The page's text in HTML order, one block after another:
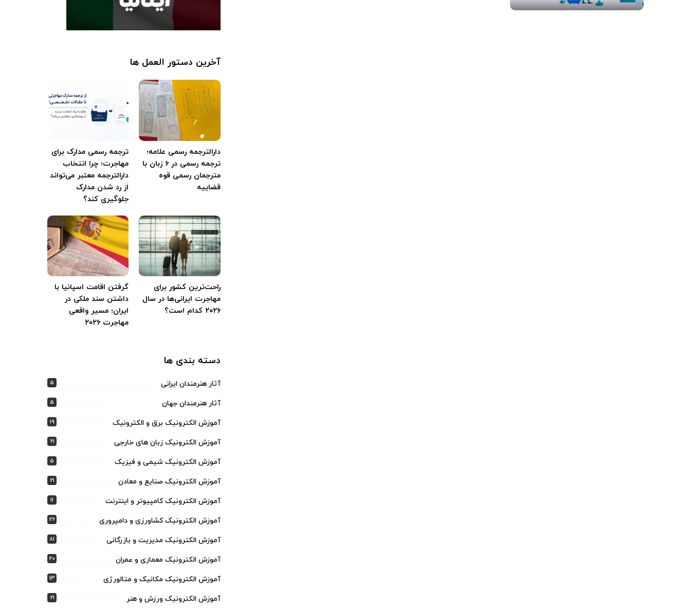
آخرین دستور العمل ها
دارالترجمه رسمی علامه؛
ترجمه رسمی در ۶ زبان با
مترجمان رسمی قوه
قضاییه
ترجمه رسمی مدارک برای
مهاجرت؛ چرا انتخاب
دارالترجمه معتبر می‌تواند
از رد شدن مدارک
جلوگیری کند؟
راحت‌ترین کشور برای
مهاجرت ایرانی‌ها در سال
۲۰۲۶ کدام است؟
گرفتن اقامت اسپانیا با
داشتن سند ملکی در
ایران؛ مسیر واقعی
مهاجرت ۲۰۲۶
دسته بندی ها
آثار هنرمندان ایرانی 5
آثار هنرمندان جهان 5
آموزش الکترونیک برق و الکترونیک 19
آموزش الکترونیک زبان های خارجی 61
آموزش الکترونیک شیمی و فیزیک 5
آموزش الکترونیک صنایع و معادن 21
آموزش الکترونیک کامپیوتر و اینترنت 11
آموزش الکترونیک کشاورزی و دامپروری 26
آموزش الکترونیک مدیریت و بازرگانی 81
آموزش الکترونیک معماری و عمران 20
آموزش الکترونیک مکانیک و متالورژی 13
آموزش الکترونیک ورزش و هنر 21